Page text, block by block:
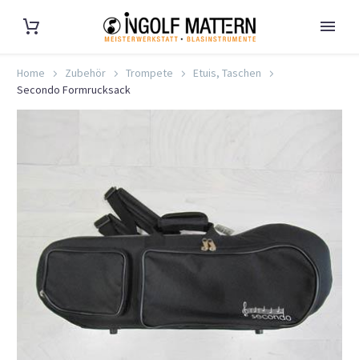
Home Zubehör Trompete
Etuis, Taschen
Secondo Formrucksack